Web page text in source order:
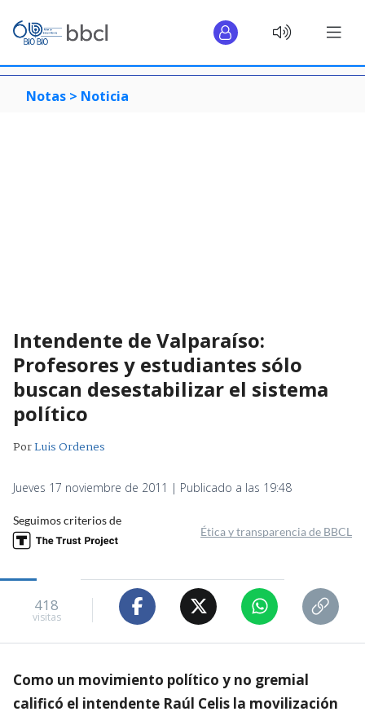
Notas > Noticia
Intendente de Valparaíso:
Profesores y estudiantes sólo
buscan desestabilizar el sistema
político
PorLuis Ordenes
Jueves 17 noviembre de 2011 | Publicado a las 19:48
Seguimos criterios de
Ética y transparencia de BBCL
418
visitas
Como un movimiento político y no gremial
calificó el intendente Raúl Celis la movilización